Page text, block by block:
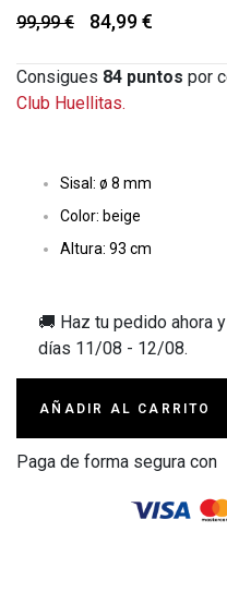
99,99 € 84,99 €
Consigues 84 puntos por
Club Huellitas.
Sisal: ø 8 mm
Color: beige
Altura: 93 cm
🚚 Haz tu pedido ahora
días 11/08 - 12/08.
AÑADIR AL CARRITO
Paga de forma segura con